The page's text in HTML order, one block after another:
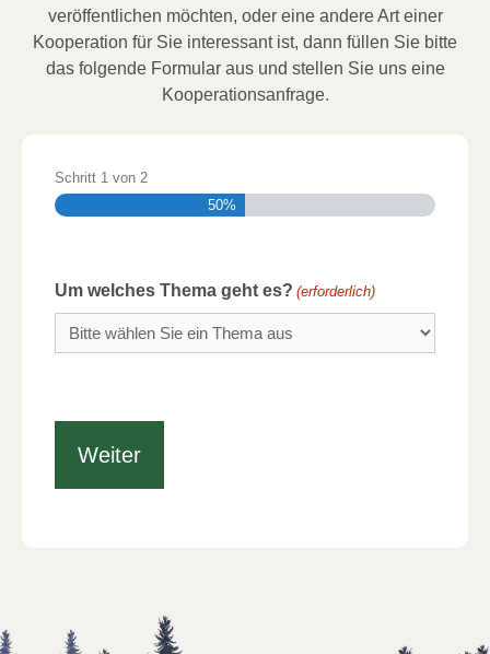
veröffentlichen möchten, oder eine andere Art einer
Kooperation für Sie interessant ist, dann füllen Sie bitte
das folgende Formular aus und stellen Sie uns eine
Kooperationsanfrage.
Schritt 1 von 2
50%
Um welches Thema geht es? (erforderlich)